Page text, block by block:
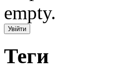
empty.
Теги